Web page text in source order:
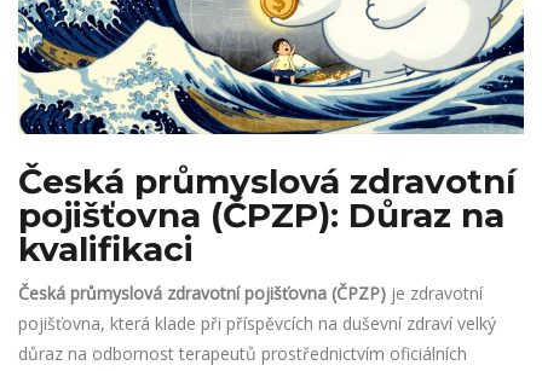
Česká průmyslová zdravotní
pojišťovna (ČPZP): Důraz na
kvalifikaci
Česká průmyslová zdravotní pojišťovna (ČPZP) je zdravotní
pojišťovna, která klade při příspěvcích na duševní zdraví velký
důraz na odbornost terapeutů prostřednictvím oficiálních